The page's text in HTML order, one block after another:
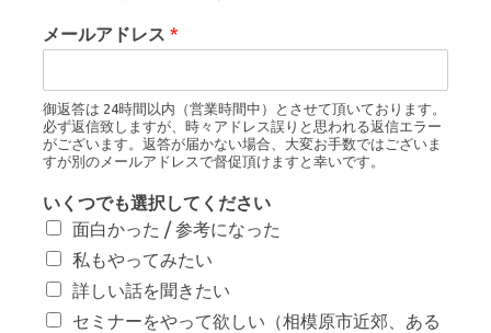
メールアドレス *
御返答は 24時間以内（営業時間中）とさせて頂いております。
必ず返信致しますが、時々アドレス誤りと思われる返信エラー
がございます。返答が届かない場合、大変お手数ではございま
すが別のメールアドレスで督促頂けますと幸いです。
いくつでも選択してください
面白かった / 参考になった
私もやってみたい
詳しい話を聞きたい
セミナーをやって欲しい（相模原市近郊、ある